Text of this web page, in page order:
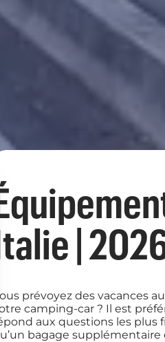
Italie |
prévoyez des vacances
camping-car ? Il est
aux questions les plus
bagage